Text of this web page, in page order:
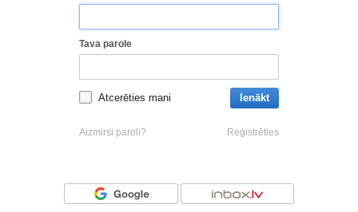
Tava parole
Atcerēties mani Ienākt
Aizmirsi paroli? Reģistrēties